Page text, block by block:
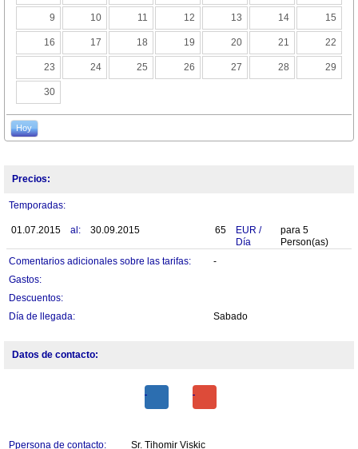
9 10 11 12 13 14 15
16 17 18 19 20 21 22
23 24 25 26 27 28 29
30
Hoy
Precios:
Temporadas:
01.07.2015 al: 30.09.2015 65 EUR /
Día
para 5
Person(as)
Comentarios adicionales sobre las tarifas:
-
Gastos:
Descuentos:
Día de llegada:
Sabado
Datos de contacto:
Ppersona de contacto:
Sr. Tihomir Viskic